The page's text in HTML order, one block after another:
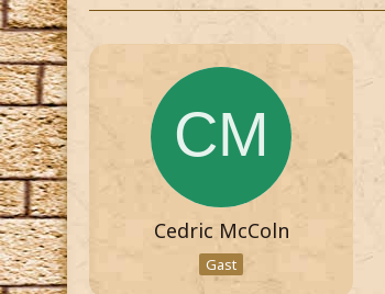
Cedric McColn
Gast